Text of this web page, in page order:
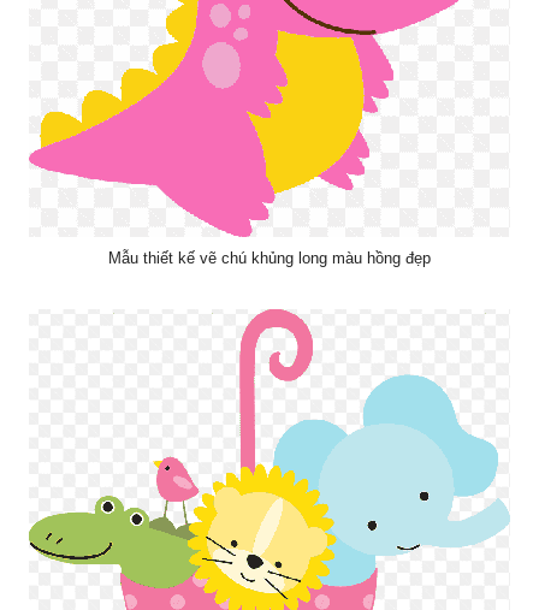
Mẫu thiết kế vẽ chú khủng long màu hồng đẹp